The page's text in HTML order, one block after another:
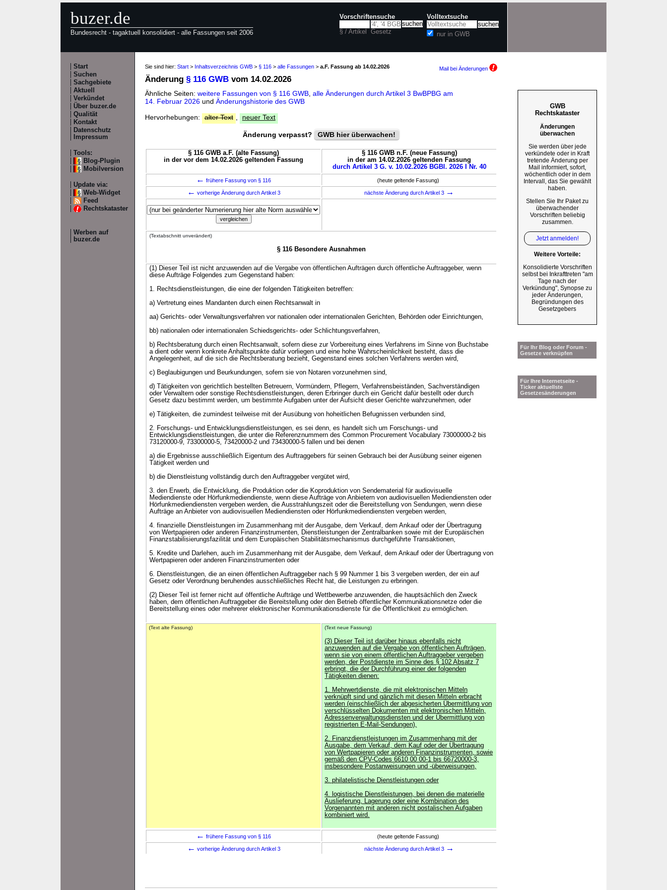
buzer.de
Bundesrecht - tagaktuell konsolidiert - alle Fassungen seit 2006
Vorschriftensuche
§ / Artikel Gesetz
Volltextsuche
nur in GWB
Start
Suchen
Sachgebiete
Aktuell
Verkündet
Über buzer.de
Qualität
Kontakt
Datenschutz
Impressum
Tools:
Blog-Plugin
Mobilversion
Update via:
Web-Widget
Feed
Rechtskataster
Werben auf
buzer.de
Sie sind hier: Start > Inhaltsverzeichnis GWB > § 116 > alle Fassungen > a.F. Fassung ab 14.02.2026 Mail bei Änderungen
Änderung § 116 GWB vom 14.02.2026
Ähnliche Seiten: weitere Fassungen von § 116 GWB alle Änderungen durch Artikel 3 BwBPBG am
14. Februar 2026 und Änderungshistorie des GWB
Hervorhebungen:
alter Text neuer Text
Änderung verpasst? GWB hier überwachen!
§ 116 GWB a.F. (alte Fassung)
in der vor dem 14.02.2026 geltenden Fassung
§ 116 GWB n.F. (neue Fassung)
in der am 14.02.2026 geltenden Fassung
durch Artikel 3 G. v. 10.02.2026 BGBl. 2026 I Nr. 40
← frühere Fassung von § 116 (heute geltende Fassung)
← vorherige Änderung durch Artikel 3 nächste Änderung durch Artikel 3 →
(Textabschnitt unverändert)
§ 116 Besondere Ausnahmen
(1) Dieser Teil ist nicht anzuwenden auf die Vergabe von öffentlichen Aufträgen durch öffentliche Auftraggeber, wenn
diese Aufträge Folgendes zum Gegenstand haben:
1. Rechtsdienstleistungen, die eine der folgenden Tätigkeiten betreffen:
a) Vertretung eines Mandanten durch einen Rechtsanwalt in
aa) Gerichts- oder Verwaltungsverfahren vor nationalen oder internationalen Gerichten, Behörden oder Einrichtungen,
bb) nationalen oder internationalen Schiedsgerichts- oder Schlichtungsverfahren,
b) Rechtsberatung durch einen Rechtsanwalt, sofern diese zur Vorbereitung eines Verfahrens im Sinne von Buchstabe
a dient oder wenn konkrete Anhaltspunkte dafür vorliegen und eine hohe Wahrscheinlichkeit besteht, dass die
Angelegenheit, auf die sich die Rechtsberatung bezieht, Gegenstand eines solchen Verfahrens werden wird,
c) Beglaubigungen und Beurkundungen, sofern sie von Notaren vorzunehmen sind,
d) Tätigkeiten von gerichtlich bestellten Betreuern, Vormündern, Pflegern, Verfahrensbeiständen, Sachverständigen
oder Verwaltern oder sonstige Rechtsdienstleistungen, deren Erbringer durch ein Gericht dafür bestellt oder durch
Gesetz dazu bestimmt werden, um bestimmte Aufgaben unter der Aufsicht dieser Gerichte wahrzunehmen, oder
e) Tätigkeiten, die zumindest teilweise mit der Ausübung von hoheitlichen Befugnissen verbunden sind,
2. Forschungs- und Entwicklungsdienstleistungen, es sei denn, es handelt sich um Forschungs- und
Entwicklungsdienstleistungen, die unter die Referenznummern des Common Procurement Vocabulary 73000000-2 bis
73120000-9, 73300000-5, 73420000-2 und 73430000-5 fallen und bei denen
a) die Ergebnisse ausschließlich Eigentum des Auftraggebers für seinen Gebrauch bei der Ausübung seiner eigenen
Tätigkeit werden und
b) die Dienstleistung vollständig durch den Auftraggeber vergütet wird,
3. den Erwerb, die Entwicklung, die Produktion oder die Koproduktion von Sendematerial für audiovisuelle
Mediendienste oder Hörfunkmediendienste, wenn diese Aufträge von Anbietern von audiovisuellen Mediendiensten oder
Hörfunkmediendiensten vergeben werden, die Ausstrahlungszeit oder die Bereitstellung von Sendungen, wenn diese
Aufträge an Anbieter von audiovisuellen Mediendiensten oder Hörfunkmediendiensten vergeben werden,
4. finanzielle Dienstleistungen im Zusammenhang mit der Ausgabe, dem Verkauf, dem Ankauf oder der Übertragung
von Wertpapieren oder anderen Finanzinstrumenten, Dienstleistungen der Zentralbanken sowie mit der Europäischen
Finanzstabilisierungsfazilität und dem Europäischen Stabilitätsmechanismus durchgeführte Transaktionen,
5. Kredite und Darlehen, auch im Zusammenhang mit der Ausgabe, dem Verkauf, dem Ankauf oder der Übertragung von
Wertpapieren oder anderen Finanzinstrumenten oder
6. Dienstleistungen, die an einen öffentlichen Auftraggeber nach § 99 Nummer 1 bis 3 vergeben werden, der ein auf
Gesetz oder Verordnung beruhendes ausschließliches Recht hat, die Leistungen zu erbringen.
(2) Dieser Teil ist ferner nicht auf öffentliche Aufträge und Wettbewerbe anzuwenden, die hauptsächlich den Zweck
haben, dem öffentlichen Auftraggeber die Bereitstellung oder den Betrieb öffentlicher Kommunikationsnetze oder die
Bereitstellung eines oder mehrerer elektronischer Kommunikationsdienste für die Öffentlichkeit zu ermöglichen.
(Text alte Fassung) (Text neue Fassung)
(3) Dieser Teil ist darüber hinaus ebenfalls nicht
anzuwenden auf die Vergabe von öffentlichen Aufträgen,
wenn sie von einem öffentlichen Auftraggeber vergeben
werden, der Postdienste im Sinne des § 102 Absatz 7
erbringt, die der Durchführung einer der folgenden
Tätigkeiten dienen:
1. Mehrwertdienste, die mit elektronischen Mitteln
verknüpft sind und gänzlich mit diesen Mitteln erbracht
werden (einschließlich der abgesicherten Übermittlung von
verschlüsselten Dokumenten mit elektronischen Mitteln,
Adressenverwaltungsdiensten und der Übermittlung von
registrierten E-Mail-Sendungen),
2. Finanzdienstleistungen im Zusammenhang mit der
Ausgabe, dem Verkauf, dem Kauf oder der Übertragung
von Wertpapieren oder anderen Finanzinstrumenten, sowie
gemäß den CPV-Codes 6610 00 00-1 bis 66720000-3,
insbesondere Postanweisungen und -überweisungen,
3. philatelistische Dienstleistungen oder
4. logistische Dienstleistungen, bei denen die materielle
Auslieferung, Lagerung oder eine Kombination des
Vorgenannten mit anderen nicht postalischen Aufgaben
kombiniert wird.
← frühere Fassung von § 116 (heute geltende Fassung)
← vorherige Änderung durch Artikel 3 nächste Änderung durch Artikel 3 →
GWB
Rechtskataster
Änderungen
überwachen
Sie werden über jede
verkündete oder in Kraft
tretende Änderung per
Mail informiert, sofort,
wöchentlich oder in dem
Intervall, das Sie gewählt
haben.
Stellen Sie Ihr Paket zu
überwachender
Vorschriften beliebig
zusammen.
Jetzt anmelden!
Weitere Vorteile:
Konsolidierte Vorschriften
selbst bei Inkrafttreten "am
Tage nach der
Verkündung", Synopse zu
jeder Änderungen,
Begründungen des
Gesetzgebers
Für Ihr Blog oder Forum -
Gesetze verknüpfen
Für Ihre Internetseite -
Ticker aktuellste
Gesetzesänderungen